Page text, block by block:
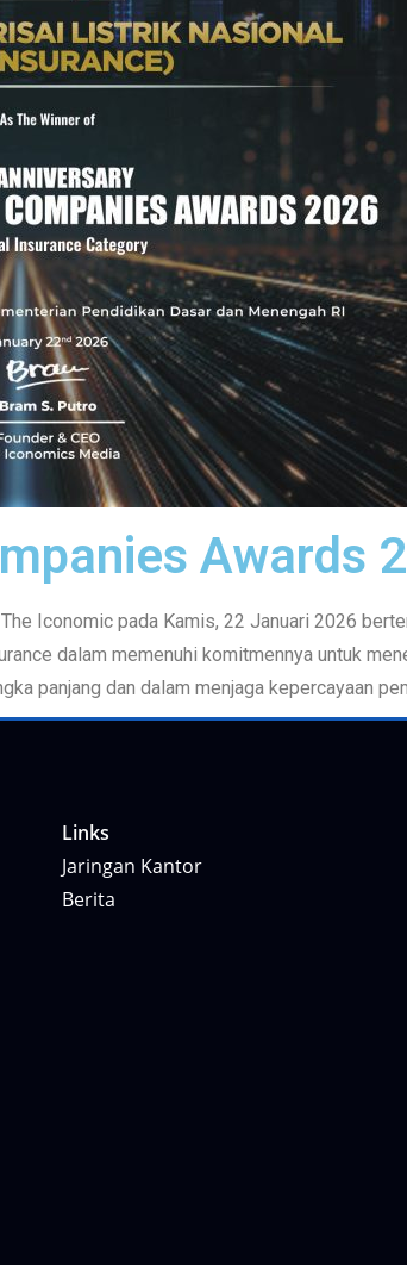
Awards
Iconomic pada Kamis, 22 Januari 2026
dalam memenuhi komitmennya untuk
panjang dan dalam menjaga kepercayaan
Links
Jaringan Kantor
Berita